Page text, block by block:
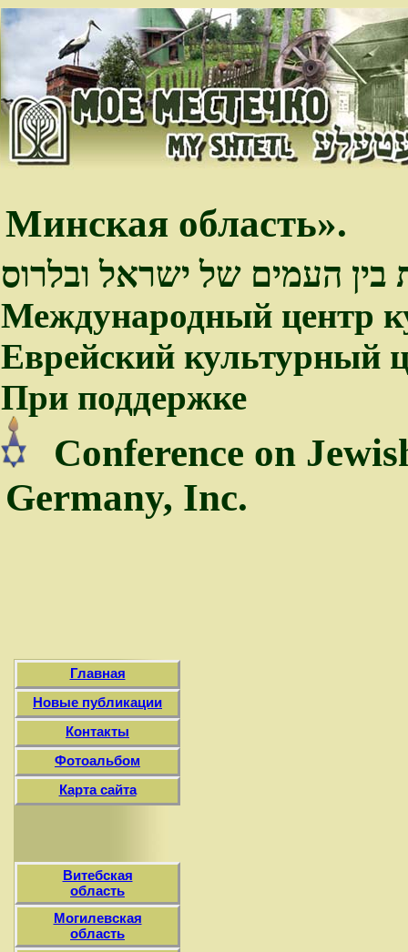
Минская область».
בין העמים של ישראל ובלרוס
Международный центр
Еврейский культурный
При поддержке
Conference on
Germany, Inc.
Главная
Новые публикации
Контакты
Фотоальбом
Карта сайта
Витебская
область
Могилевская
область